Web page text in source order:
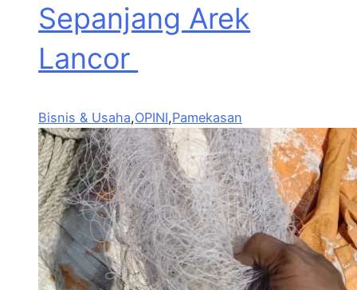
Sepanjang Arek
Lancor
Bisnis & Usaha,OPINI,Pamekasan